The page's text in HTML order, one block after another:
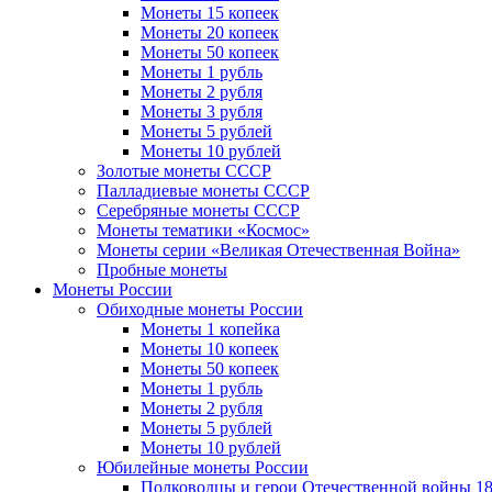
Монеты 15 копеек
Монеты 20 копеек
Монеты 50 копеек
Монеты 1 рубль
Монеты 2 рубля
Монеты 3 рубля
Монеты 5 рублей
Монеты 10 рублей
Золотые монеты СССР
Палладиевые монеты СССР
Серебряные монеты CCCР
Монеты тематики «Космос»
Монеты серии «Великая Отечественная Война»
Пробные монеты
Монеты России
Обиходные монеты России
Монеты 1 копейка
Монеты 10 копеек
Монеты 50 копеек
Монеты 1 рубль
Монеты 2 рубля
Монеты 5 рублей
Монеты 10 рублей
Юбилейные монеты России
Полководцы и герои Отечественной войны